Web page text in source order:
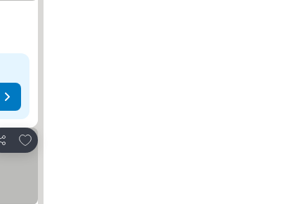
Dela
Lägg till i Mina Favoriter